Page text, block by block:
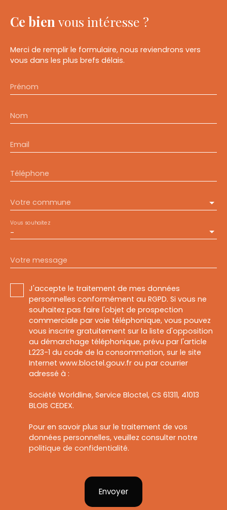
Ce bien vous intéresse ?
Merci de remplir le formulaire, nous reviendrons vers
vous dans les plus brefs délais.
Prénom
Nom
Email
Téléphone
Votre commune
-
Vous souhaitez
Votre message
J'accepte le traitement de mes données
personnelles conformément au RGPD. Si vous ne
souhaitez pas faire l'objet de prospection
commerciale par voie téléphonique, vous pouvez
vous inscrire gratuitement sur la liste d'opposition
au démarchage téléphonique, prévu par l'article
L223-1 du code de la consommation, sur le site
Internet www.bloctel.gouv.fr ou par courrier
adressé à :
Société Worldline, Service Bloctel, CS 61311, 41013
BLOIS CEDEX.
Pour en savoir plus sur le traitement de vos
données personnelles, veuillez consulter notre
politique de confidentialité.
Envoyer